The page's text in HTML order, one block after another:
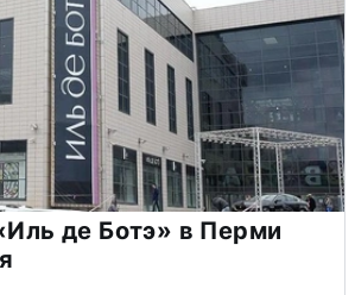
де Ботэ» в Перми